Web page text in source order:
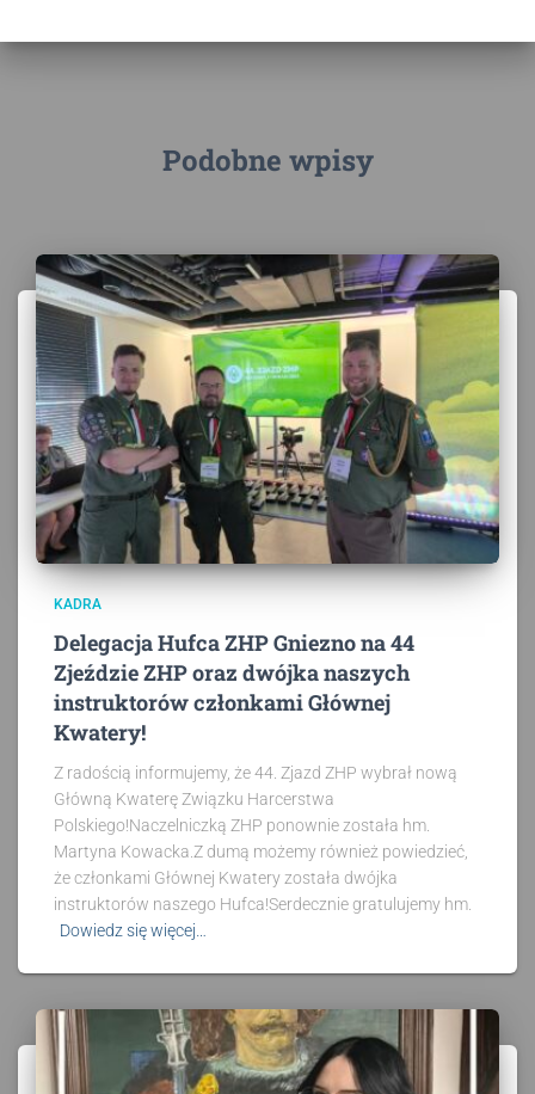
Podobne wpisy
KADRA
Delegacja Hufca ZHP Gniezno na 44
Zjeździe ZHP oraz dwójka naszych
instruktorów członkami Głównej
Kwatery!
Z radością informujemy, że 44. Zjazd ZHP wybrał nową
Główną Kwaterę Związku Harcerstwa
Polskiego!Naczelniczką ZHP ponownie została hm.
Martyna Kowacka.Z dumą możemy również powiedzieć,
że członkami Głównej Kwatery została dwójka
instruktorów naszego Hufca!Serdecznie gratulujemy hm.
Dowiedz się więcej…